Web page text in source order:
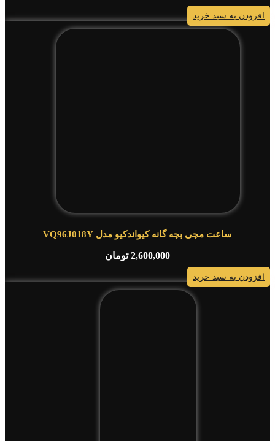
افزودن به سبد خرید
ساعت مچی بچه گانه کیواندکیو مدل VQ96J018Y
2,600,000 تومان
افزودن به سبد خرید